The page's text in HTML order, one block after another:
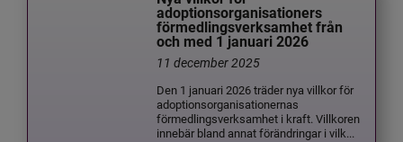
adoptionsorganisationers
förmedlingsverksamhet från
och med 1 januari 2026
11 december 2025
Den 1 januari 2026 träder nya villkor för
adoptionsorganisationernas
förmedlingsverksamhet i kraft. Villkoren
innebär bland annat förändringar i vilk...